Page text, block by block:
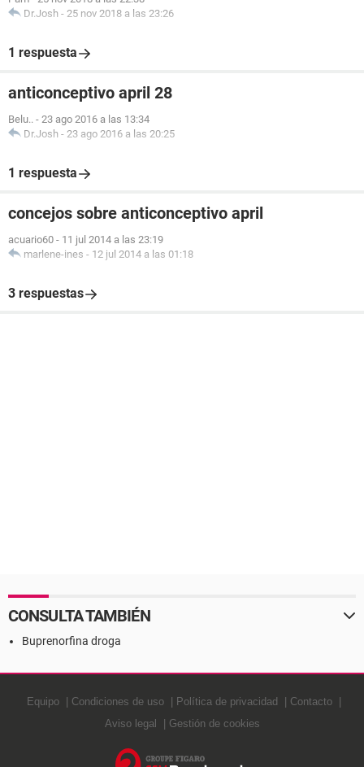
Dr.Josh - 25 nov 2018 a las 23:26
1 respuesta
anticonceptivo april 28
Belu.. - 23 ago 2016 a las 13:34
Dr.Josh - 23 ago 2016 a las 20:25
1 respuesta
concejos sobre anticonceptivo april
acuario60 - 11 jul 2014 a las 23:19
marlene-ines - 12 jul 2014 a las 01:18
3 respuestas
CONSULTA TAMBIÉN
Buprenorfina droga
Equipo Condiciones de uso Política de privacidad
Contacto
Aviso legal
Gestión de cookies